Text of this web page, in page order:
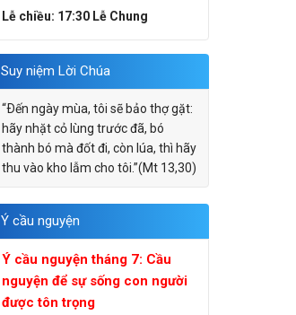
Lễ chiều: 17:30 Lễ Chung
Suy niệm Lời Chúa
“Ðến ngày mùa, tôi sẽ bảo thợ gặt:
hãy nhặt cỏ lùng trước đã, bó
thành bó mà đốt đi, còn lúa, thì hãy
thu vào kho lẫm cho tôi.”(Mt 13,30)
Ý cầu nguyện
Ý cầu nguyện tháng 7: Cầu
nguyện để sự sống con người
được tôn trọng